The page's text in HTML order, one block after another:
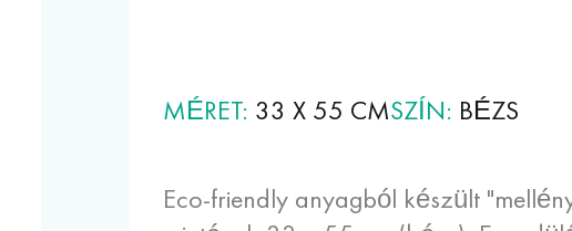
MÉRET 33 Х 55 CMSZÍN BÉZS
Eco-friendly anyagból készült